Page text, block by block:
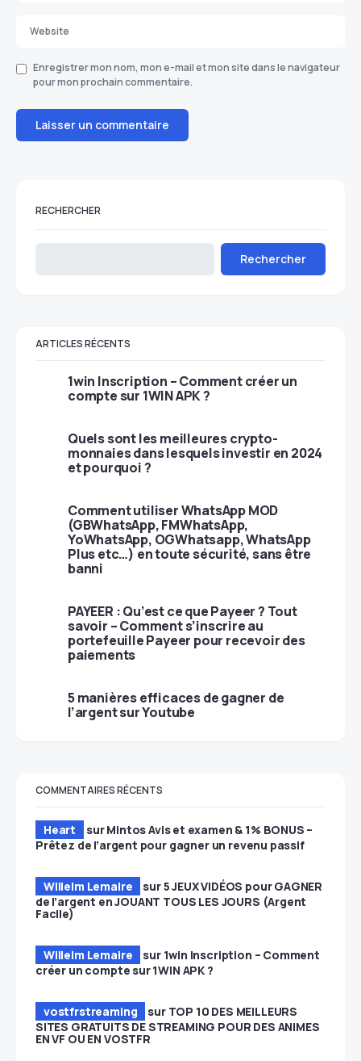
Enregistrer mon nom, mon e-mail et mon site dans le navigateur
pour mon prochain commentaire.
RECHERCHER
Rechercher
ARTICLES RÉCENTS
1win Inscription – Comment créer un
compte sur 1WIN APK ?
Quels sont les meilleures crypto-
monnaies dans lesquels investir en 2024
et pourquoi ?
Comment utiliser WhatsApp MOD
(GBWhatsApp, FMWhatsApp,
YoWhatsApp, OGWhatsapp, WhatsApp
Plus etc…) en toute sécurité, sans être
banni
PAYEER : Qu’est ce que Payeer ? Tout
savoir – Comment s’inscrire au
portefeuille Payeer pour recevoir des
paiements
5 manières efficaces de gagner de
l’argent sur Youtube
COMMENTAIRES RÉCENTS
Heart surMintos Avis et examen & 1% BONUS –
Prêtez de l’argent pour gagner un revenu passif
Willelm Lemaire sur5 JEUX VIDÉOS pour GAGNER
de l’argent en JOUANT TOUS LES JOURS (Argent
Facile)
Willelm Lemaire sur 1win Inscription – Comment
créer un compte sur 1WIN APK ?
vostfrstreaming sur TOP 10 DES MEILLEURS
SITES GRATUITS DE STREAMING POUR DES ANIMES
EN VF OU EN VOSTFR